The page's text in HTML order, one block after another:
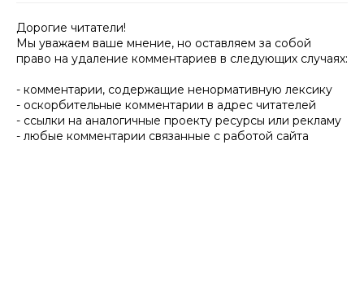
Дорогие читатели!
Мы уважаем ваше мнение, но оставляем за собой
право на удаление комментариев в следующих случаях:
- комментарии, содержащие ненормативную лексику
- оскорбительные комментарии в адрес читателей
- ссылки на аналогичные проекту ресурсы или рекламу
- любые комментарии связанные с работой сайта